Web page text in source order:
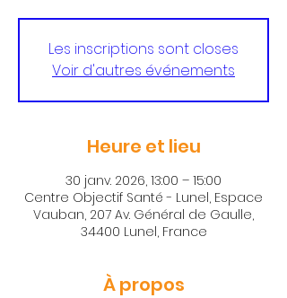
Les inscriptions sont closes
Voir d'autres événements
Heure et lieu
30 janv. 2026, 13:00 – 15:00
Centre Objectif Santé - Lunel, Espace
Vauban, 207 Av. Général de Gaulle,
34400 Lunel, France
À propos